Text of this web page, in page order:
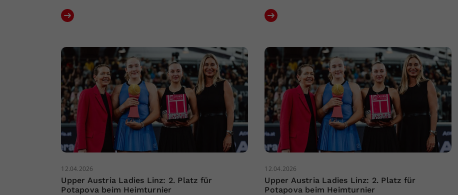
12.04.2026
Upper Austria Ladies Linz: 2. Platz für
Potapova beim Heimturnier
12.04.2026
Upper Austria Ladies Linz: 2. Platz für
Potapova beim Heimturnier